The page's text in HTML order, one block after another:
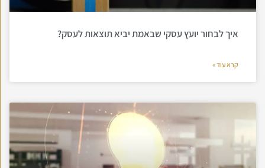
איך לבחור יועץ עסקי שבאמת יביא תוצאות לעסק?
קרא עוד »